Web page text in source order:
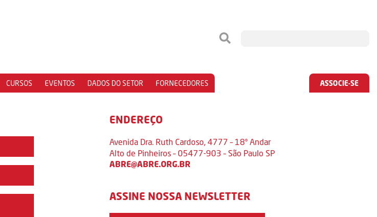
CURSOS EVENTOS DADOS DO SETOR FORNECEDORES ASSOCIE-SE
ENDEREÇO
Avenida Dra. Ruth Cardoso, 4777 – 18º Andar
Alto de Pinheiros – 05477-903 – São Paulo SP
ABRE@ABRE.ORG.BR
ASSINE NOSSA NEWSLETTER